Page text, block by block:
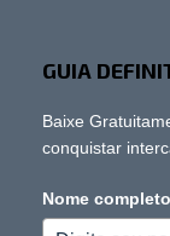
GUIA
Baixe
conquistar
Nome completo